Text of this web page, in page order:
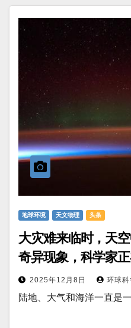
地球环境 天文物理 头条
大灾难来临时，天
奇异现象，科学家
2025年12月8日 环球科
陆地、大气和海洋一直是